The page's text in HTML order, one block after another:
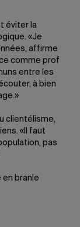
éviter la
«Je
affirme
comme prof
entre les
à bien
clientélisme,
«Il faut
pas
branle